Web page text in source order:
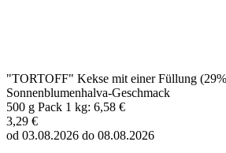
"TORTOFF" Kekse mit einer Füllung
Sonnenblumenhalva-Geschmack
500 g Pack 1 kg: 6,58 €
3,29 €
od 03.08.2026 do 08.08.2026